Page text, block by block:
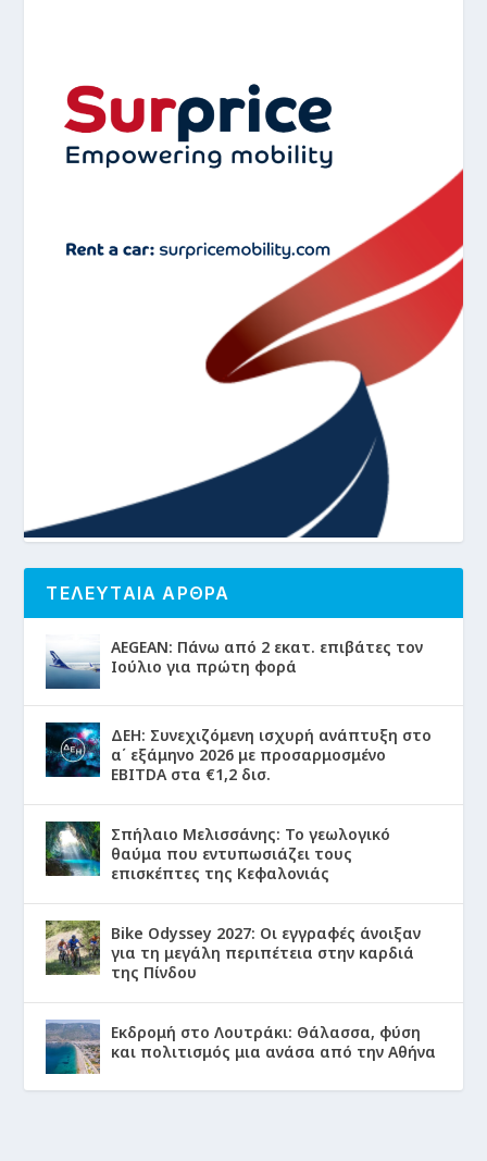
ΤΕΛΕΥΤΑΙΑ ΑΡΘΡΑ
AEGEAN: Πάνω από 2 εκατ. επιβάτες τον
Ιούλιο για πρώτη φορά
ΔΕΗ: Συνεχιζόμενη ισχυρή ανάπτυξη στο
α΄ εξάμηνο 2026 με προσαρμοσμένο
EBITDA στα €1,2 δισ.
Σπήλαιο Μελισσάνης: Το γεωλογικό
θαύμα που εντυπωσιάζει τους
επισκέπτες της Κεφαλονιάς
Bike Odyssey 2027: Οι εγγραφές άνοιξαν
για τη μεγάλη περιπέτεια στην καρδιά
της Πίνδου
Εκδρομή στο Λουτράκι: Θάλασσα, φύση
και πολιτισμός μια ανάσα από την Αθήνα